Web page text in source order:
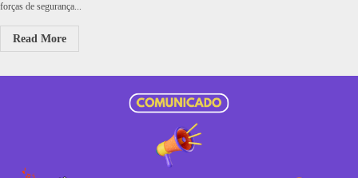
forças de segurança...
Read More